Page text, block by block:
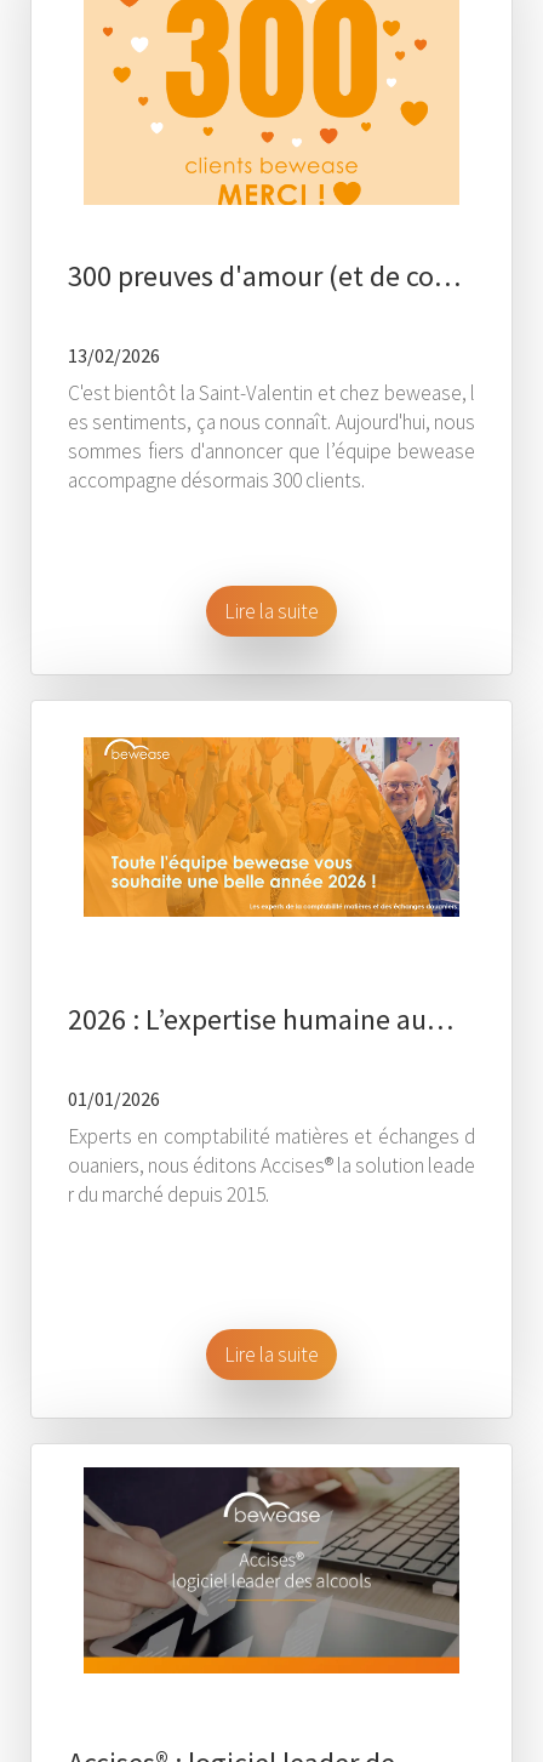
300 preuves d'amour (et de co…
13/02/2026
C'est bientôt la Saint-Valentin et chez bewease, l
es sentiments, ça nous connaît. Aujourd'hui, nous
sommes fiers d'annoncer que l’équipe bewease
accompagne désormais 300 clients.
Lire la suite
2026 : L’expertise humaine au…
01/01/2026
Experts en comptabilité matières et échanges d
ouaniers, nous éditons Accises® la solution leade
r du marché depuis 2015.
Lire la suite